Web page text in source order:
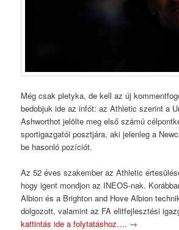
Még csak pletyka, de kell az új
bedobjuk ide az infót: az Athletic szerint a
Ashworthot jelölte meg első számú
sportigazgatói posztjára, aki jelenleg a
be hasonló pozíciót.
Az 52 éves szakember az Athletic
hogy igent mondjon az INEOS-nak.
Albion és a Brighton and Hove Albion
dolgozott, valamint az FA elitfejlesztési
kattintás ide a folytatáshoz…. →